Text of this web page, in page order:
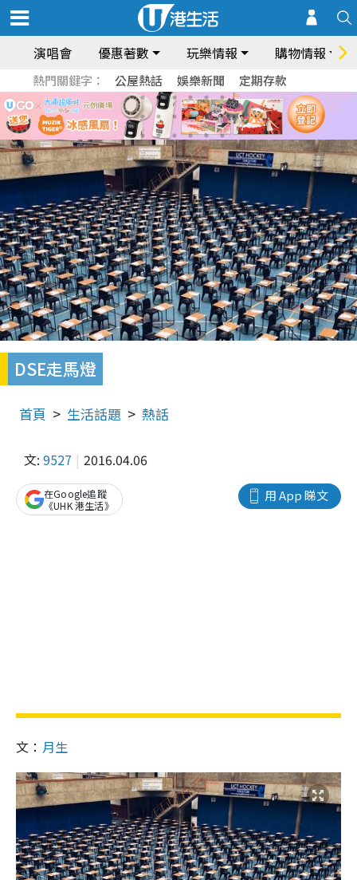
演唱會 優惠著數 玩樂情報 購物情報
熱門關鍵字： 公屋熱話 娛樂新聞 定期存款
DSE走馬燈
首頁 生活話題 熱話
文: 9527 2016.04.06
用 App 睇文
在Google追蹤
《UHK 港生活》
文： 月生